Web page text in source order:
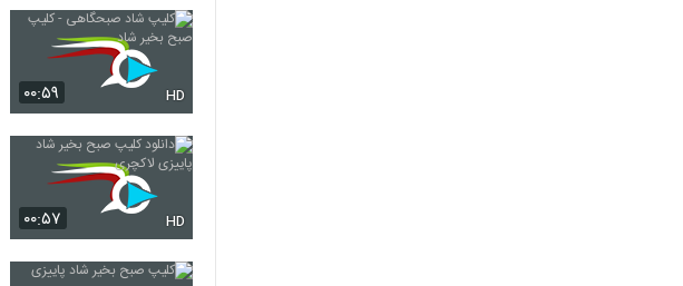
۰۰:۵۹ HD
۰۰:۵۷ HD